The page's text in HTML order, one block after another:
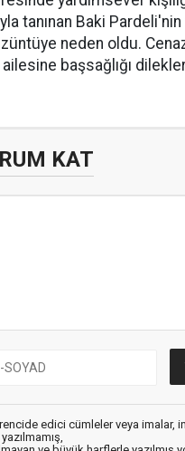
tanınan Baki Pardeli'nin
neden oldu.
ailesine başsağlığı
KAT
edici cümleler veya imalar,